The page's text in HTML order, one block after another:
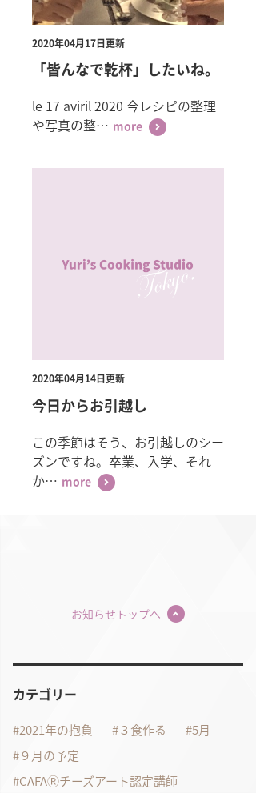
2020年04月17日更新
「皆んなで乾杯」したいね。
le 17 aviril 2020 今レシピの整理
や写真の整… more
2020年04月14日更新
今日からお引越し
この季節はそう、お引越しのシー
ズンですね。卒業、入学、それ
か… more
お知らせトップへ
カテゴリー
2021年の抱負 ３食作る
5月
９月の予定
CAFAⓇチーズアート認定講師